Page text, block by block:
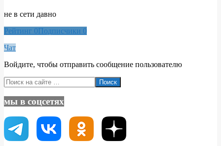
не в сети давно
Рейтинг 0Подписчики 0
Чат
Войдите, чтобы отправить сообщение пользователю
2020-
03-
08
Поиск
мы в соцсетях